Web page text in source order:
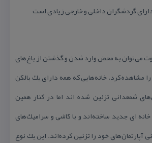
گردشگران داخلی و خارجی زیادی است
می‌توان به محض وارد شدن و گذشتن از باغ‌های
مشاهده كرد. خانه‌هایی كه همه دارای یك بالكن
شمعدانی تزئین شده اند اما در كنار همین
خانه ای جدید ساخته‌اند و با كاشی و سرامیك‌های
آپارتمان‌های خود را تزئین كرده‌اند. این یك نوع